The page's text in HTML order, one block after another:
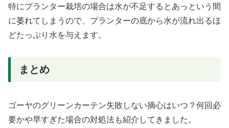
特にプランター栽培の場合は水が不足するとあっという間
に萎れてしまうので、プランターの底から水が流れ出るほ
どたっぷり水を与えます。
まとめ
ゴーヤのグリーンカーテン失敗しない摘心はいつ？何回必
要かや早すぎた場合の対処法も紹介してきました。